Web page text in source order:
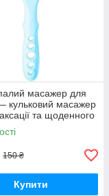
масажер для
кульковий масажер
та щоденного
150 ₴
Купити